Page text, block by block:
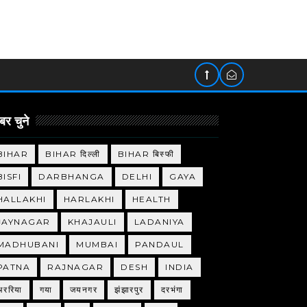
चुने
BIHAR दिल्ली BIHAR बिस्फी
DARBHANGA DELHI GAYA
HARLAKHI HEALTH
KHAJAULI LADANIYA
MUMBAI PANDAUL
RAJNAGAR DESH INDIA
गया जयनगर झंझारपुर दरभंगा